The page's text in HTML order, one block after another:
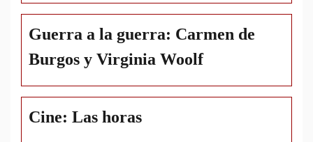
Guerra a la guerra: Carmen de
Burgos y Virginia Woolf
Cine: Las horas